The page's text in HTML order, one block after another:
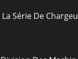
Série De